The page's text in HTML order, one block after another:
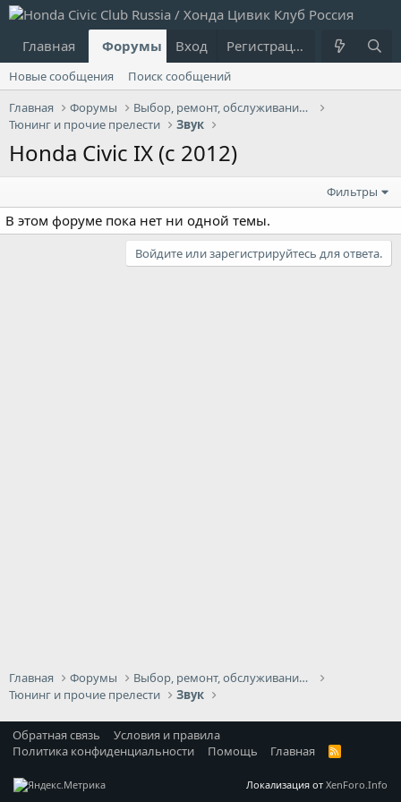
Главная Форумы Что нового?
Вход Регистрация
Новые сообщения
Поиск сообщений
Главная
Форумы
Выбор, ремонт, обслуживание и эксплуатация
Тюнинг и прочие прелести
Звук
Honda Civic IX (с 2012)
Фильтры
В этом форуме пока нет ни одной темы.
Войдите или зарегистрируйтесь для ответа.
Главная Форумы
Выбор, ремонт, обслуживание и эксплуатация
Тюнинг и прочие прелести
Звук
Обратная связь
Условия и правила
Политика конфиденциальности
Помощь Главная
R
Локализация от XenForo.Info